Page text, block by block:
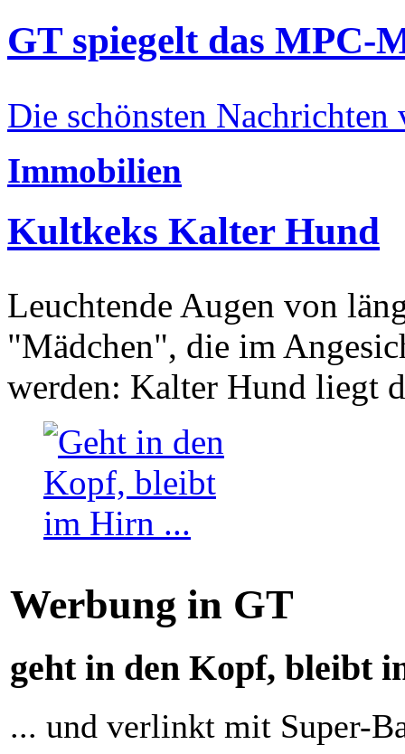
GT spiegelt das MPC-
Die schönsten Nachrichten
Immobilien
Kultkeks Kalter Hund
Leuchtende Augen von
"Mädchen", die im
werden: Kalter Hund liegt
Werbung in GT
geht in den Kopf, bleibt
... und verlinkt mit Super-